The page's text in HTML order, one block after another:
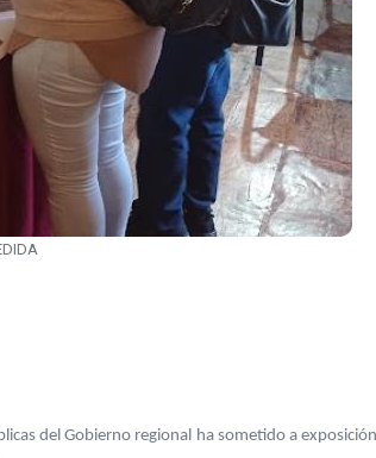
del Gobierno regional ha sometido a